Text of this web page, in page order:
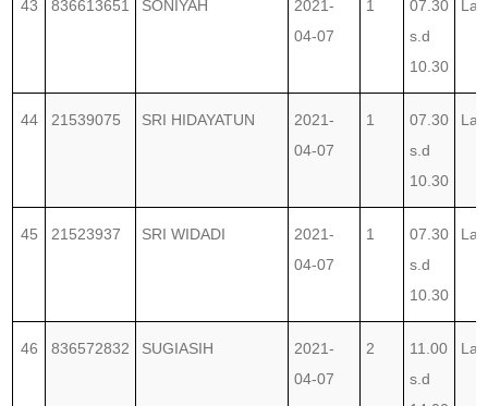
43 836613651 SONIYAH
2021-
04-07
1
07.30
s.d
10.30
44 21539075 SRI HIDAYATUN
2021-
04-07
1
07.30
s.d
10.30
45 21523937 SRI WIDADI
2021-
04-07
1
07.30
s.d
10.30
46 836572832 SUGIASIH
2021-
04-07
2
11.00
s.d